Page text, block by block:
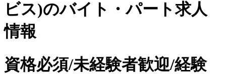
ビス)のバイト・パート求人
情報
資格必須/未経験者歓迎/経験